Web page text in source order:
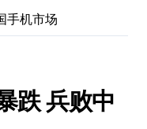
手机市场
跌 兵败中